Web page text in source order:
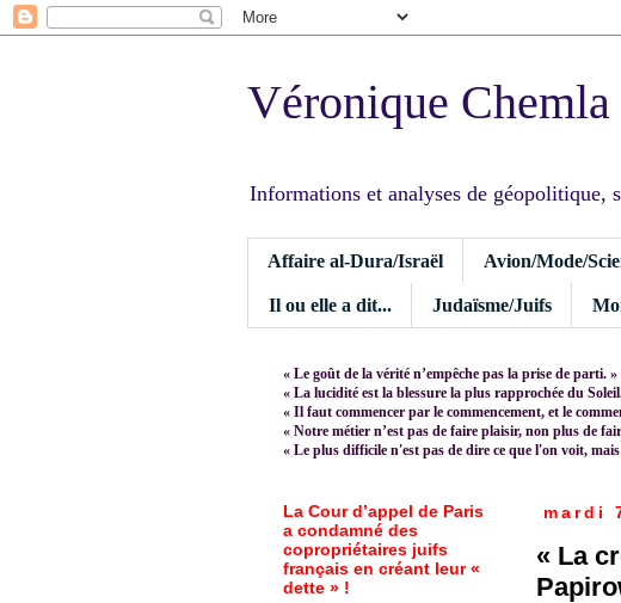
Véronique Chemla
Informations et analyses de
Affaire al-Dura/Israël Avion/Mode/
Il ou elle a dit... Judaïsme/Juifs
« Le goût de la vérité n’empêche pas la prise de parti.
« La lucidité est la blessure la plus rapprochée du
« Il faut commencer par le commencement, et le
« Notre métier n’est pas de faire plaisir, non plus de
« Le plus difficile n'est pas de dire ce que l'on voit,
mardi
« La
La Cour d’appel de Paris
a condamné des
copropriétaires juifs
français en créant leur «
dette » !